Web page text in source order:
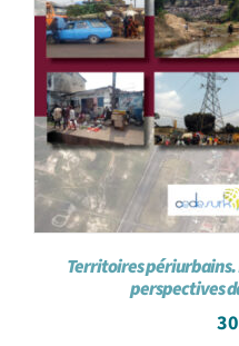
Territoires
perspectives